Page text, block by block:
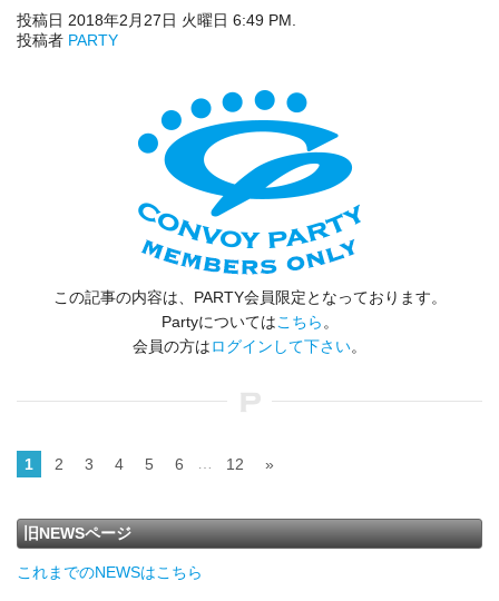
投稿日 2018年2月27日 火曜日 6:49 PM.
投稿者 PARTY
この記事の内容は、PARTY会員限定となっております。
Partyについてはこちら 。
会員の方はログインして下さい。
1 2 3 4 5 6 12 »
旧NEWSページ
これまでのNEWSはこちら